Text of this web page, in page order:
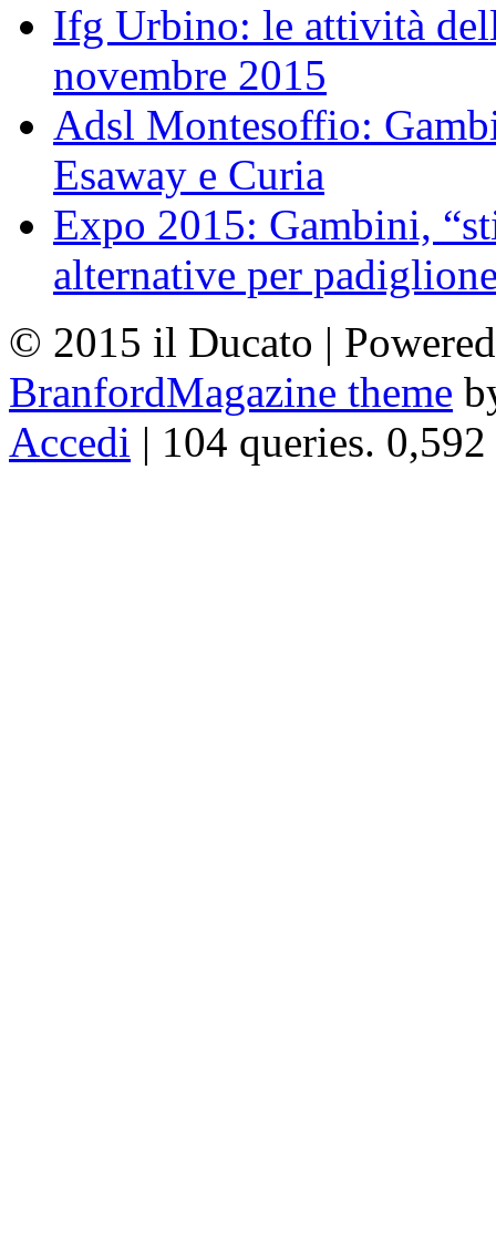
Ifg Urbino: le attività
novembre 2015
Adsl Montesoffio:
Esaway e Curia
Expo 2015: Gambini,
alternative per
© 2015 il Ducato |
BranfordMagazine theme
Accedi | 104 queries. 0,592